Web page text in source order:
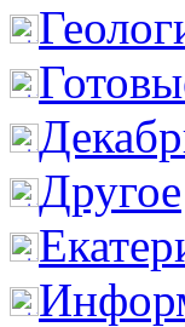
Другое